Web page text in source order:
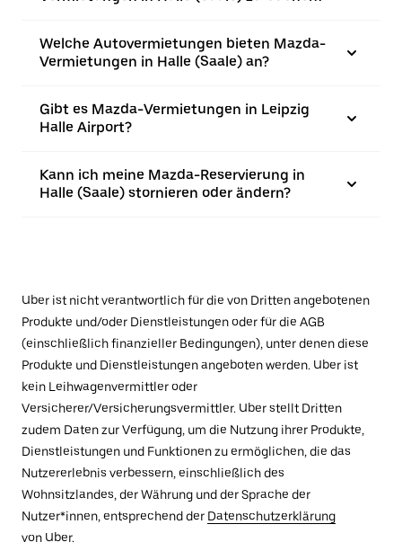
Welche Autovermietungen bieten Mazda-
Vermietungen in Halle (Saale) an?
Gibt es Mazda-Vermietungen in Leipzig
Halle Airport?
Kann ich meine Mazda-Reservierung in
Halle (Saale) stornieren oder ändern?
Uber ist nicht verantwortlich für die von Dritten angebotenen
Produkte und/oder Dienstleistungen oder für die AGB
(einschließlich finanzieller Bedingungen), unter denen diese
Produkte und Dienstleistungen angeboten werden. Uber ist
kein Leihwagenvermittler oder
Versicherer/Versicherungsvermittler. Uber stellt Dritten
zudem Daten zur Verfügung, um die Nutzung ihrer Produkte,
Dienstleistungen und Funktionen zu ermöglichen, die das
Nutzererlebnis verbessern, einschließlich des
Wohnsitzlandes, der Währung und der Sprache der
Nutzer*innen, entsprechend der Datenschutzerklärung
von Uber.